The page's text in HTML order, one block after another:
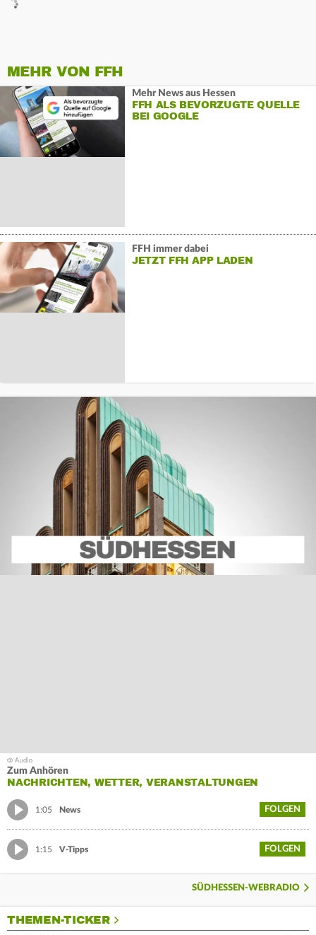
MEHR VON FFH
Mehr News aus Hessen
FFH ALS BEVORZUGTE QUELLE
BEI GOOGLE
FFH immer dabei
JETZT FFH APP LADEN
Zum Anhören
NACHRICHTEN, WETTER, VERANSTALTUNGEN
1:05 News FOLGEN
1:15 V-Tipps FOLGEN
SÜDHESSEN-WEBRADIO
THEMEN-TICKER